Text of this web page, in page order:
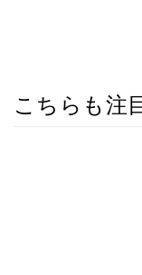
こちらも注